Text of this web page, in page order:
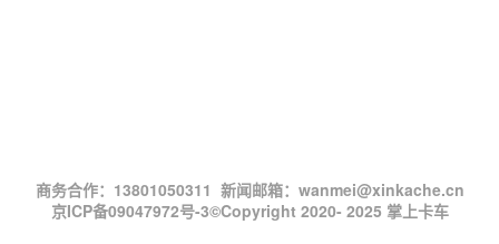
商务合作：13801050311 新闻邮箱：wanmei@xinkache.cn
京ICP备09047972号-3©Copyright 2020- 2025 掌上卡车